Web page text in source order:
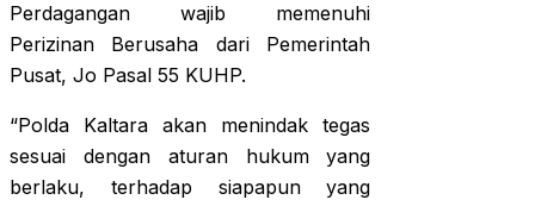
Perdagangan wajib memenuhi
Perizinan Berusaha dari Pemerintah
Pusat, Jo Pasal 55 KUHP.
“Polda Kaltara akan menindak tegas
sesuai dengan aturan hukum yang
berlaku, terhadap siapapun yang